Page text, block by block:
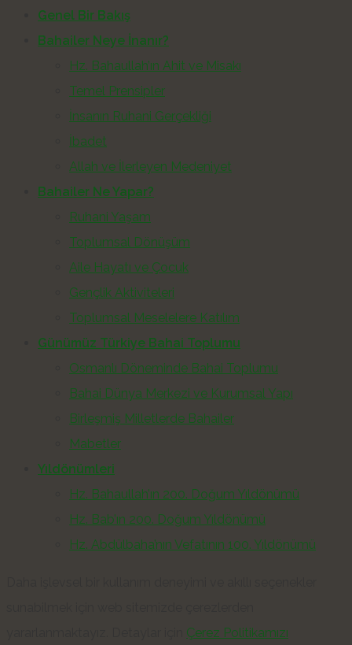
Genel Bir Bakış
Bahailer Neye İnanır?
Hz. Bahaullah’ın Ahit ve Misakı
Temel Prensipler
İnsanın Ruhani Gerçekliği
İbadet
Allah ve İlerleyen Medeniyet
Bahailer Ne Yapar?
Ruhani Yaşam
Toplumsal Dönüşüm
Aile Hayatı ve Çocuk
Gençlik Aktiviteleri
Toplumsal Meselelere Katılım
Günümüz Türkiye Bahai Toplumu
Osmanlı Döneminde Bahai Toplumu
Bahai Dünya Merkezi ve Kurumsal Yapı
Birleşmiş Milletlerde Bahailer
Mabetler
Yıldönümleri
Hz. Bahaullah’ın 200. Doğum Yıldönümü
Hz. Bab’ın 200. Doğum Yıldönümü
Hz. Abdülbaha’nın Vefatının 100. Yıldönümü
Çerez Politikamızı